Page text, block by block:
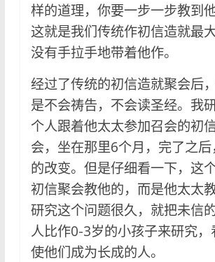
样的道理，你要一步一步教到他
这就是我们传统作初信造就最
没有手拉手地带着他作。
经过了传统的初信造就聚会后
是不会祷告，不会读圣经。我
个人跟着他太太参加召会的初
会，坐在那里6个月，完了之
的改变。但是仔细看一下，这
初信聚会教他的，而是他太太
研究这个问题很久，就把未信
人比作0-3岁的小孩子来研究
使他们成为长成的人。